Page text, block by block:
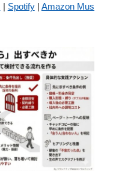
| Spotify| Amazon Mus